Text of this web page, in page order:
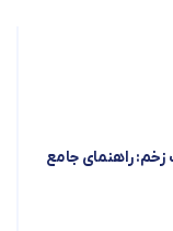
راهنمای جامع